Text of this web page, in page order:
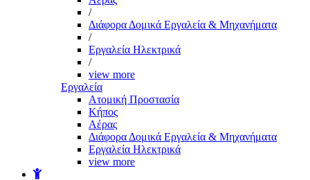
/
Διάφορα Δομικά Εργαλεία & Μηχανήματα
/
Εργαλεία Ηλεκτρικά
/
view more
Εργαλεία
Aτομική Προστασία
Kήπος
Αέρας
Διάφορα Δομικά Εργαλεία & Μηχανήματα
Εργαλεία Ηλεκτρικά
view more